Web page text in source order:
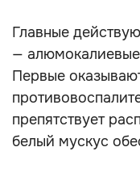
Главные
—
Первые
препятствует
белый мускус